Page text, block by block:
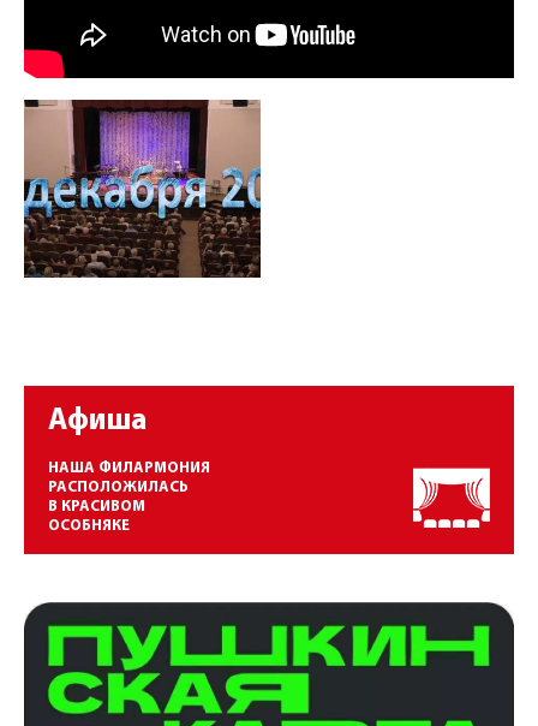
Афиша
НАША ФИЛАРМОНИЯ
РАСПОЛОЖИЛАСЬ
В КРАСИВОМ
ОСОБНЯКЕ